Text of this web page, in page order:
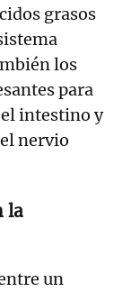
grasos
los
para
intestino y
nervio
la
un